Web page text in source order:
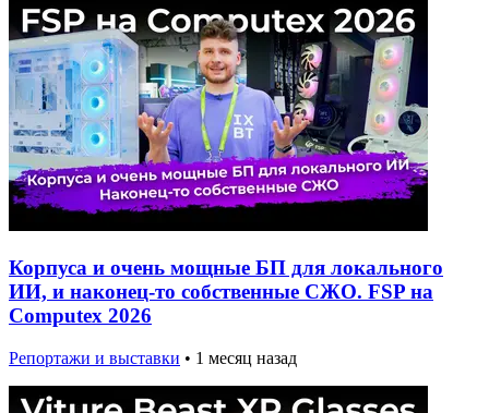
Корпуса и очень мощные БП для локального
ИИ, и наконец-то собственные СЖО. FSP на
Computex 2026
Репортажи и выставки • 1 месяц назад